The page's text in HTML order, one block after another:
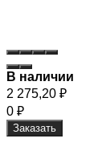
В наличии
2 275,20 ₽
0 ₽
Заказать